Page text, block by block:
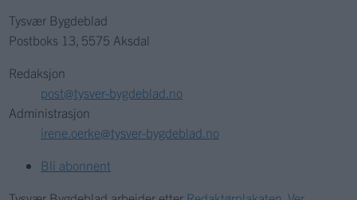
Tysvær Bygdeblad
Postboks 13, 5575 Aksdal
Redaksjon
post@tysver-bygdeblad.no
Administrasjon
irene.oerke@tysver-bygdeblad.no
Bli abonnent